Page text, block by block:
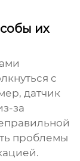
их
с
датчик
за
проблемы